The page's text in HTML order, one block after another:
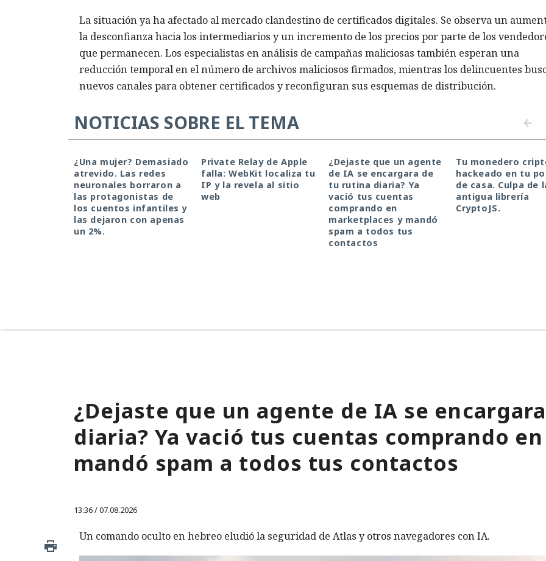
La situación ya ha afectado al mercado clandestino de certificados digitales. Se observa un
la desconfianza hacia los intermediarios y un incremento de los precios por parte de los
que permanecen. Los especialistas en análisis de campañas maliciosas también esperan una
reducción temporal en el número de archivos maliciosos firmados, mientras los delincuentes
nuevos canales para obtener certificados y reconfiguran sus esquemas de distribución.
NOTICIAS SOBRE EL TEMA
¿Una mujer? Demasiado
atrevido. Las redes
neuronales borraron a
las protagonistas de
los cuentos infantiles y
las dejaron con apenas
un 2%.
Private Relay de Apple
falla: WebKit localiza tu
IP y la revela al sitio
web
¿Dejaste que un agente
de IA se encargara de
tu rutina diaria? Ya
vació tus cuentas
comprando en
marketplaces y mandó
spam a todos tus
contactos
Tu monedero
hackeado en tu
de casa. Culpa de
antigua librería
CryptoJS.
¿Dejaste que un agente de IA se
diaria? Ya vació tus cuentas comprando
mandó spam a todos tus contactos
13:36 / 07.08.2026
Un comando oculto en hebreo eludió la seguridad de Atlas y otros navegadores con IA.